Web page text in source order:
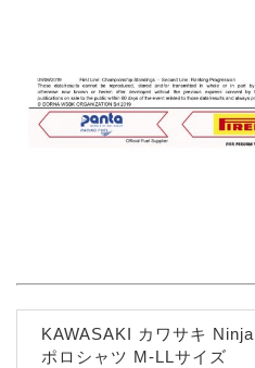
KAWASAKI カワサキ Ninja
ポロシャツ M-LLサイズ